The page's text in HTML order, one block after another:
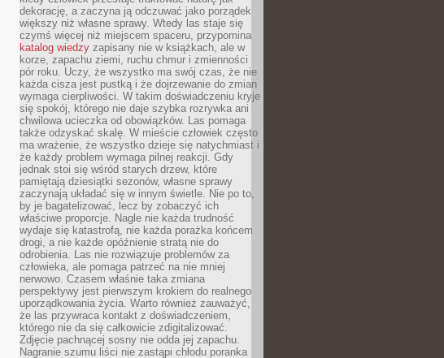
dekorację, a zaczyna ją odczuwać jako porządek
większy niż własne sprawy. Wtedy las staje się
czymś więcej niż miejscem spaceru, przypomina
katalog wiedzy zapisany nie w książkach, ale w
korze, zapachu ziemi, ruchu chmur i zmienności
pór roku. Uczy, że wszystko ma swój czas, że nie
każda cisza jest pustką i że dojrzewanie do zmian
wymaga cierpliwości. W takim doświadczeniu kryje
się spokój, którego nie daje szybka rozrywka ani
chwilowa ucieczka od obowiązków. Las pomaga
także odzyskać skalę. W mieście człowiek często
ma wrażenie, że wszystko dzieje się natychmiast i
że każdy problem wymaga pilnej reakcji. Gdy
jednak stoi się wśród starych drzew, które
pamiętają dziesiątki sezonów, własne sprawy
zaczynają układać się w innym świetle. Nie po to,
by je bagatelizować, lecz by zobaczyć ich
właściwe proporcje. Nagle nie każda trudność
wydaje się katastrofą, nie każda porażka końcem
drogi, a nie każde opóźnienie stratą nie do
odrobienia. Las nie rozwiązuje problemów za
człowieka, ale pomaga patrzeć na nie mniej
nerwowo. Czasem właśnie taka zmiana
perspektywy jest pierwszym krokiem do realnego
uporządkowania życia. Warto również zauważyć,
że las przywraca kontakt z doświadczeniem,
którego nie da się całkowicie zdigitalizować.
Zdjęcie pachnącej sosny nie odda jej zapachu.
Nagranie szumu liści nie zastąpi chłodu poranka